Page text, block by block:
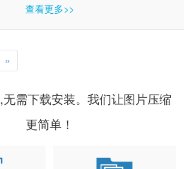
查看更多>>
»
,无需下载安装。我们让图片压缩
更简单！